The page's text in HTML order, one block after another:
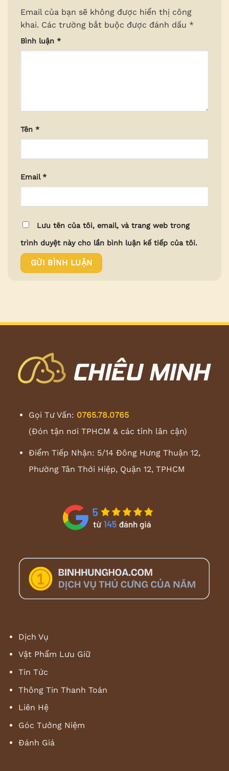
Email của bạn sẽ không được hiển thị công
khai. Các trường bắt buộc được đánh dấu *
Bình luận *
Tên *
Email*
Lưu tên của tôi, email, và trang web trong
trình duyệt này cho lần bình luận kế tiếp của tôi.
Gọi Tư Vấn: 0765.78.0765
(Đón tận nơi TPHCM & các tỉnh lân cận)
Điểm Tiếp Nhận: 5/14 Đông Hưng Thuận 12,
Phường Tân Thới Hiệp, Quận 12, TPHCM
Dịch Vụ
Vật Phẩm Lưu Giữ
Tin Tức
Thông Tin Thanh Toán
Liên Hệ
Góc Tưởng Niệm
Đánh Giá